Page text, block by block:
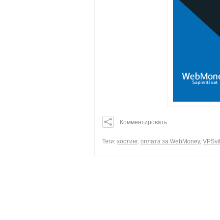
0
Комментировать
Теги: хостинг, оплата за WebMoney,